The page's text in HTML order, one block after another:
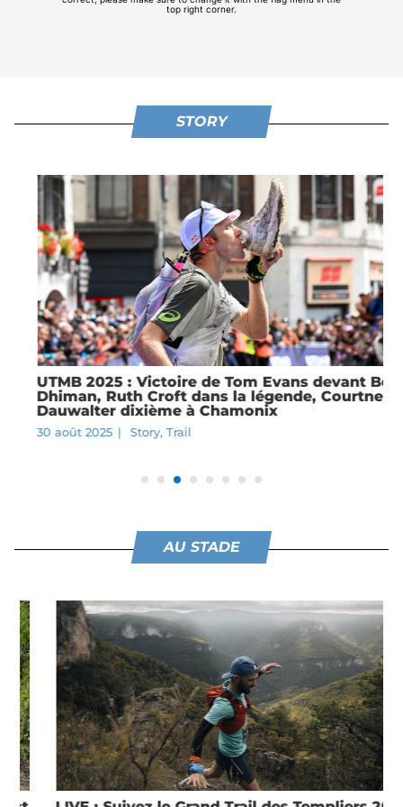
STORY
UTMB 2025 : Victoire de Tom Evans devant Ben
Dhiman, Ruth Croft dans la légende, Courtney
Dauwalter dixième à Chamonix
30 août 2025 | Story,Trail
AU STADE